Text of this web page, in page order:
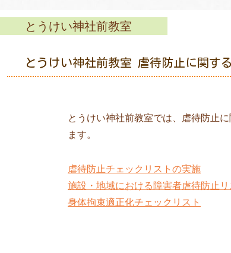
とうけい神社前教室
とうけい神社前教室 虐待防止に関す
とうけい神社前教室では、虐待防止
ます。
虐待防止チェックリストの実施
施設・ 地域における障害者虐待防止リ
身体拘束適正化チェックリスト